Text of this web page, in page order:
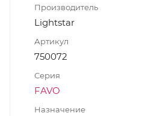
Производитель
Lightstar
Артикул
750072
Серия
FAVO
Назначение